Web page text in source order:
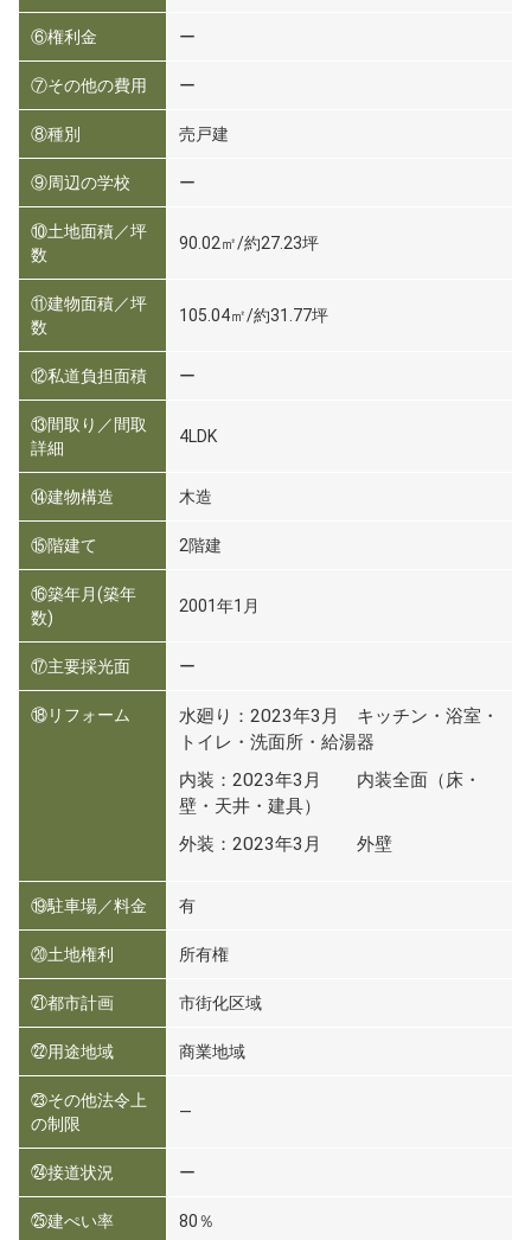
⑥権利金 ー
⑦その他の費用 ー
⑧種別 売戸建
⑨周辺の学校 ー
⑩土地面積／坪
数
90.02㎡/約27.23坪
⑪建物面積／坪
数
105.04㎡/約31.77坪
⑫私道負担面積 ー
⑬間取り／間取
詳細
4LDK
⑭建物構造 木造
⑮階建て 2階建
⑯築年月(築年
数)
2001年1月
⑰主要採光面 ー
⑱リフォーム
水廻り：2023年3月 キッチン・浴室・
トイレ・洗面所・給湯器
内装：2023年3月 内装全面（床・
壁・天井・建具）
外装：2023年3月 外壁
⑲駐車場／料金 有
⑳土地権利 所有権
㉑都市計画 市街化区域
㉒用途地域 商業地域
㉓その他法令上
の制限
―
㉔接道状況 ー
㉕建ぺい率 80％